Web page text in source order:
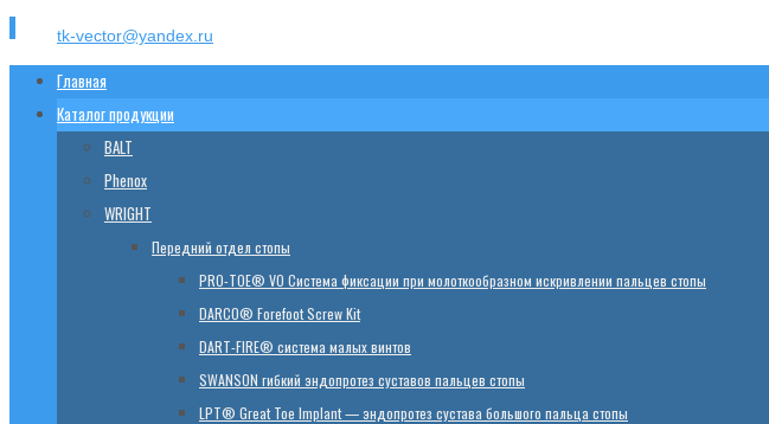
tk-vector@yandex.ru
Перейти
содержимому
Главная
Каталог продукции
BALT
Phenox
WRIGHT
Передний отдел стопы
PRO-TOE® VO Система фиксации при молоткообразном искривлении пальцев стопы
DARCO® Forefoot Screw Kit
DART-FIRE® система малых винтов
SWANSON гибкий эндопротез суставов пальцев стопы
LPT® Great Toe Implant — эндопротез сустава большого пальца стопы